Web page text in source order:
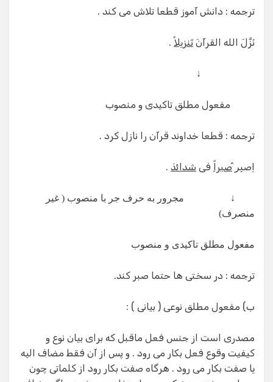
ترجمه : دانش آموز قطعا تلاش می کند .
نَزَّلَ الله القرآنَ تَنزیلاً .
↓
مفعول مطلق تاکیدی و منصوب
ترجمه : قطعا خداوند قرآن را نازل کرد .
اِصبِر̂صبراً فی شدائدَ .
↓
مجرور به حرف جر با منصوب ( غیر
منصرف)
مفعول مطلق تاکیدی و منصوب
ترجمه : در سختی ها حتما صبر کند.
ب) مفعول مطلق نوعی ( بیانی ) :
مصدری است از جنس فعل ماقبل که برای بیان نوع و
کیفیت وقوع فعل بکار می رود . و پس از آن فقط مضاف الیه
یا صفت بکار می رود . هرگاه صفت بکار رود از کلماتی چون